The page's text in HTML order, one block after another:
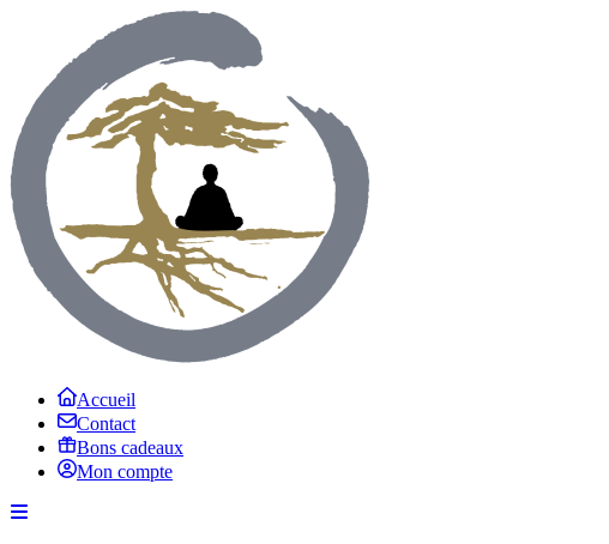
Accueil
Contact
Bons cadeaux
Mon compte